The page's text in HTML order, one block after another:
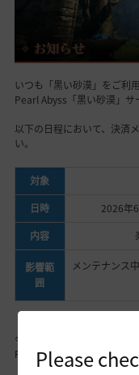
Please
いつも「黒い砂漠」をご利
Pearl Abyss「黒い砂漠」サ
以下の日程において、決済
い。
対象
日時
2026年
内容
影響範
囲
メンテナンス
今後とも、「黒い砂漠」を
Pearl Abyss「黒い砂漠」サ